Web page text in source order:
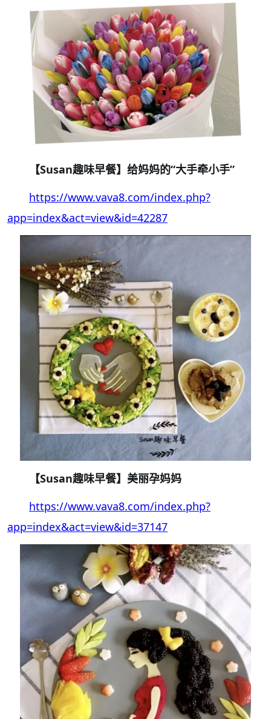
【Susan趣味早餐】给妈妈的“大手牵小手”
https://www.vava8.com/index.php?
app=index&act=view&id=42287
【Susan趣味早餐】美丽孕妈妈
https://www.vava8.com/index.php?
app=index&act=view&id=37147